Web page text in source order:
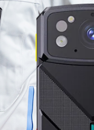
ラブルカメラ（ボディカメラ）